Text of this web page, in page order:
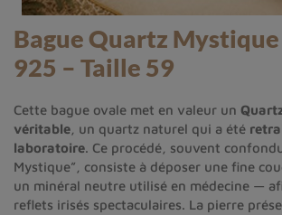
Bague Quartz
925 – Taille 59
Cette bague ovale met en valeur un
véritable , un quartz naturel qui a été
laboratoire. Ce procédé, souvent
Mystique”, consiste à déposer une fine
un minéral neutre utilisé en médecine —
reflets irisés spectaculaires. La pierre